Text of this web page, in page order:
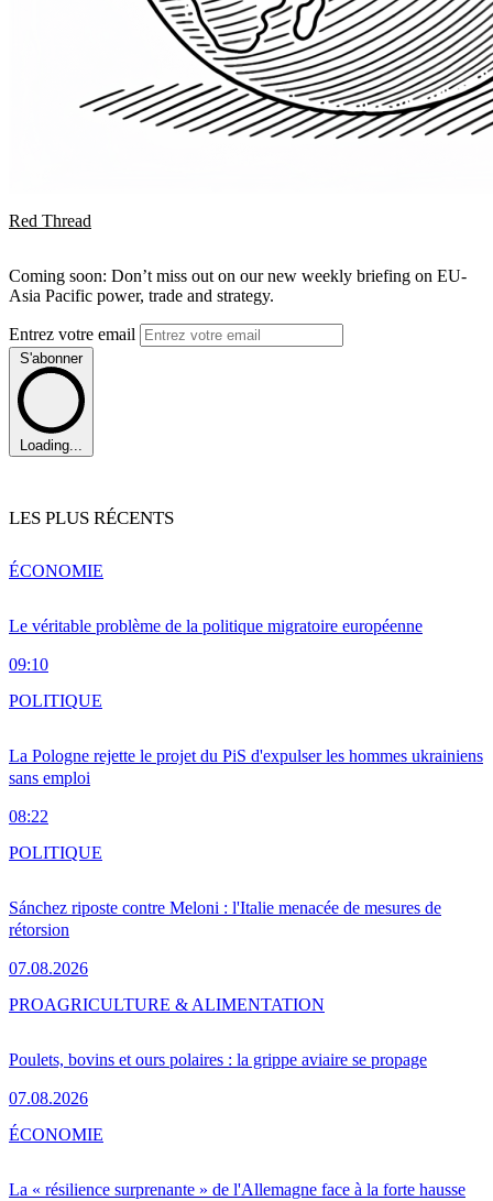
Red Thread
Coming soon: Don’t miss out on our new weekly briefing on EU-
Asia Pacific power, trade and strategy.
Entrez votre email
S'abonner
Loading...
LES PLUS RÉCENTS
Le véritable problème de la politique migratoire européenne
09:10
ÉCONOMIE
La Pologne rejette le projet du PiS d'expulser les hommes ukrainiens
sans emploi
08:22
POLITIQUE
Sánchez riposte contre Meloni : l'Italie menacée de mesures de
rétorsion
07.08.2026
POLITIQUE
Poulets, bovins et ours polaires : la grippe aviaire se propage
07.08.2026
PROAGRICULTURE & ALIMENTATION
La « résilience surprenante » de l'Allemagne face à la forte hausse
ÉCONOMIE